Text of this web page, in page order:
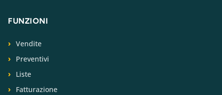
FUNZIONI
Vendite
Preventivi
Liste
Fatturazione